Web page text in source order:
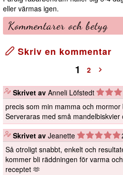
eller värmas igen.
Kommentarer och betyg
Skriv en kommentar
1 2
Skrivet av Anneli Löfstedt
precis som min mamma och
Serveraras med små
Skrivet av Jeanette
Så otroligt snabbt, enkelt och
kommer bli räddningen för varma
receptet 🫶